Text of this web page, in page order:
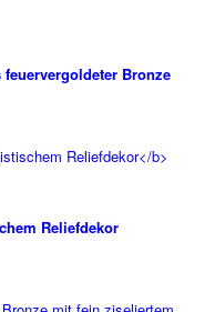
Bronze
Reliefdekor